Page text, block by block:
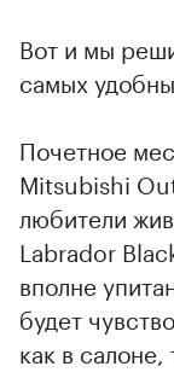
Вот и мы
самых
Почетное
Mitsubishi
любители
Labrador
вполне
будет
как в салоне,